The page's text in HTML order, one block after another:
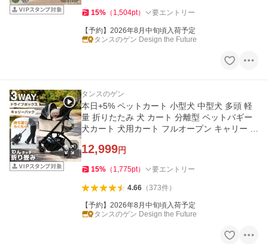
15% （ 1,504pt） 要エントリー
【予約】2026年8月中旬頃入荷予定
タンスのゲン Design the Future
タンスのゲン
本日+5% ペットカート 小型犬 中型犬 多頭 軽
量 折りたたみ 犬 カート 分離型 ペットバギー
犬カート 犬用カート フルオープン キャリー バ
12,999円
15% （ 1,775pt） 要エントリー
4.66（373件）
【予約】2026年8月中旬頃入荷予定
タンスのゲン Design the Future